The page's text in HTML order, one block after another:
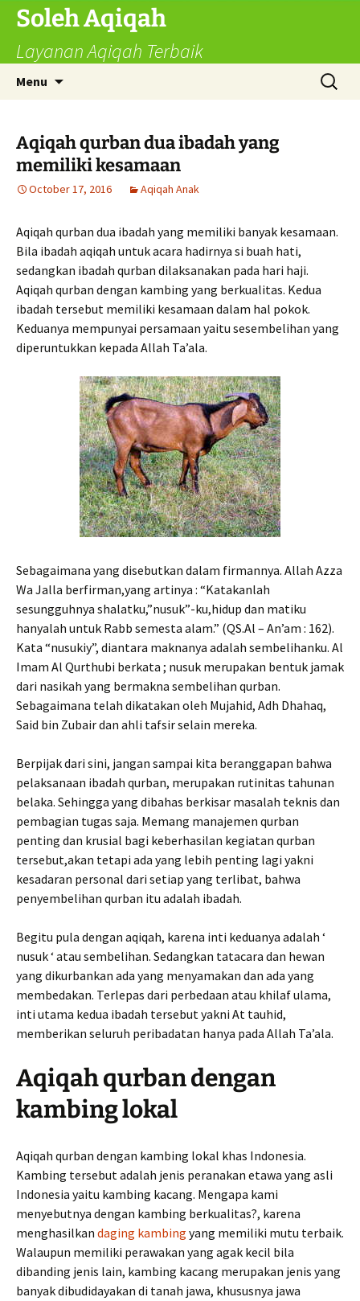
Skip
content
Soleh Aqiqah
Layanan Aqiqah Terbaik
Menu
Search
for:
Aqiqah qurban dua ibadah yang
memiliki kesamaan
October 17, 2016 Aqiqah Anak
Aqiqah qurban dua ibadah yang memiliki banyak kesamaan.
Bila ibadah aqiqah untuk acara hadirnya si buah hati,
sedangkan ibadah qurban dilaksanakan pada hari haji.
Aqiqah qurban dengan kambing yang berkualitas. Kedua
ibadah tersebut memiliki kesamaan dalam hal pokok.
Keduanya mempunyai persamaan yaitu sesembelihan yang
diperuntukkan kepada Allah Ta’ala.
Sebagaimana yang disebutkan dalam firmannya. Allah Azza
Wa Jalla berfirman,yang artinya : “Katakanlah
sesungguhnya shalatku,”nusuk”-ku,hidup dan matiku
hanyalah untuk Rabb semesta alam.” (QS.Al – An’am : 162).
Kata “nusukiy”, diantara maknanya adalah sembelihanku. Al
Imam Al Qurthubi berkata ; nusuk merupakan bentuk jamak
dari nasikah yang bermakna sembelihan qurban.
Sebagaimana telah dikatakan oleh Mujahid, Adh Dhahaq,
Said bin Zubair dan ahli tafsir selain mereka.
Berpijak dari sini, jangan sampai kita beranggapan bahwa
pelaksanaan ibadah qurban, merupakan rutinitas tahunan
belaka. Sehingga yang dibahas berkisar masalah teknis dan
pembagian tugas saja. Memang manajemen qurban
penting dan krusial bagi keberhasilan kegiatan qurban
tersebut,akan tetapi ada yang lebih penting lagi yakni
kesadaran personal dari setiap yang terlibat, bahwa
penyembelihan qurban itu adalah ibadah.
Begitu pula dengan aqiqah, karena inti keduanya adalah ‘
nusuk ‘ atau sembelihan. Sedangkan tatacara dan hewan
yang dikurbankan ada yang menyamakan dan ada yang
membedakan. Terlepas dari perbedaan atau khilaf ulama,
inti utama kedua ibadah tersebut yakni At tauhid,
memberikan seluruh peribadatan hanya pada Allah Ta’ala.
Aqiqah qurban dengan
kambing lokal
Aqiqah qurban dengan kambing lokal khas Indonesia.
Kambing tersebut adalah jenis peranakan etawa yang asli
Indonesia yaitu kambing kacang. Mengapa kami
menyebutnya dengan kambing berkualitas?, karena
menghasilkan daging kambing yang memiliki mutu terbaik.
Walaupun memiliki perawakan yang agak kecil bila
dibanding jenis lain, kambing kacang merupakan jenis yang
banyak dibudidayakan di tanah jawa, khususnya jawa